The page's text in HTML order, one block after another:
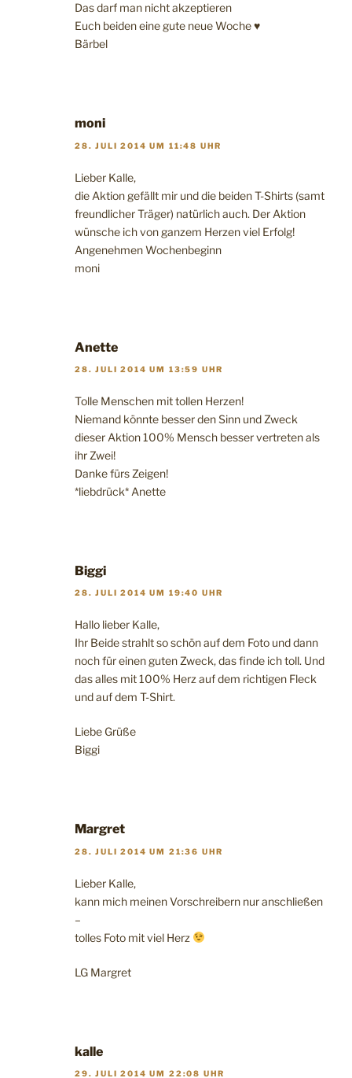
Das darf man nicht akzeptieren
Euch beiden eine gute neue Woche ♥
Bärbel
moni
28. JULI 2014 UM 11:48 UHR
Lieber Kalle,
die Aktion gefällt mir und die beiden T-Shirts (samt
freundlicher Träger) natürlich auch. Der Aktion
wünsche ich von ganzem Herzen viel Erfolg!
Angenehmen Wochenbeginn
moni
Anette
28. JULI 2014 UM 13:59 UHR
Tolle Menschen mit tollen Herzen!
Niemand könnte besser den Sinn und Zweck
dieser Aktion 100% Mensch besser vertreten als
ihr Zwei!
Danke fürs Zeigen!
*liebdrück* Anette
Biggi
28. JULI 2014 UM 19:40 UHR
Hallo lieber Kalle,
Ihr Beide strahlt so schön auf dem Foto und dann
noch für einen guten Zweck, das finde ich toll. Und
das alles mit 100% Herz auf dem richtigen Fleck
und auf dem T-Shirt.
Liebe Grüße
Biggi
Margret
28. JULI 2014 UM 21:36 UHR
Lieber Kalle,
kann mich meinen Vorschreibern nur anschließen
–
tolles Foto mit viel Herz
LG Margret
kalle
29. JULI 2014 UM 22:08 UHR